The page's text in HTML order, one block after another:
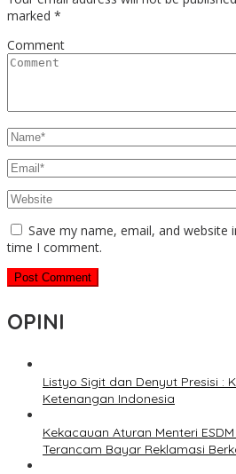
marked *
Comment
Save my name, email, and
time I comment.
OPINI
Listyo Sigit dan Denyut Presisi :
Ketenangan Indonesia
Kekacauan Aturan Menteri
Terancam Bayar Reklamasi